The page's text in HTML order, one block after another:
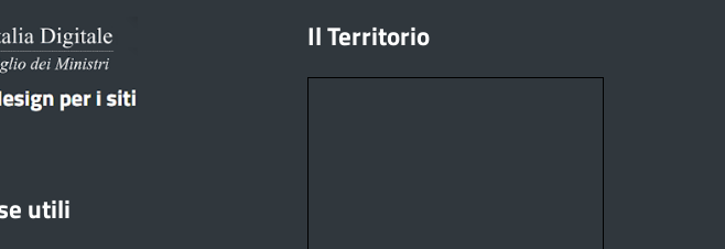
utili
Il Territorio